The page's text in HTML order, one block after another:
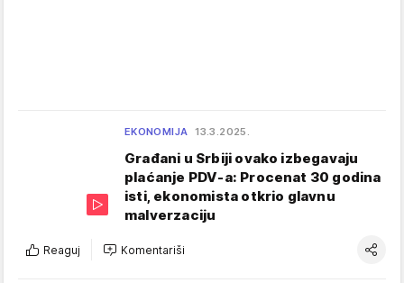
EKONOMIJA 13.3.2025.
Građani u Srbiji ovako izbegavaju
plaćanje PDV-a: Procenat 30 godina
isti, ekonomista otkrio glavnu
malverzaciju
Reaguj Komentariši